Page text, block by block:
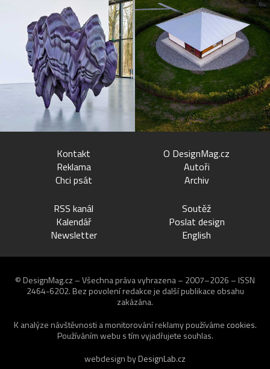
Kontakt
Reklama
Chci psát
O DesignMag.cz
Autoři
Archiv
RSS kanál
Kalendář
Newsletter
Soutěž
Poslat design
English
© DesignMag.cz – Všechna práva vyhrazena – 2007–2026 – ISSN
2464-6202. Bez povolení redakce je další publikace obsahu
zakázána.
K analýze návštěvnosti a monitorování reklamy používáme cookies.
Používáním webu s tím vyjadřujete souhlas.
webdesign byDesignLab.cz